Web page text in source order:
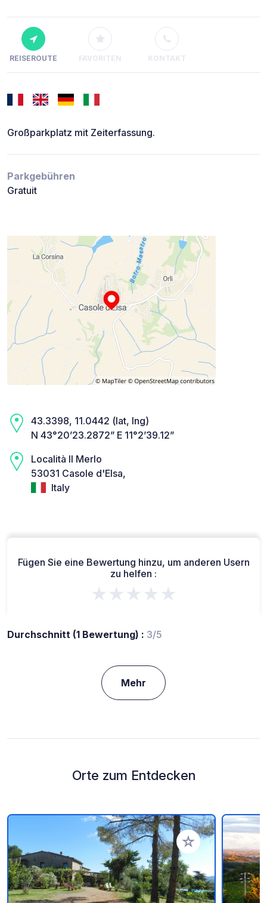
REISEROUTE FAVORITEN KONTAKT
Großparkplatz mit Zeiterfassung.
Parkgebühren
Gratuit
43.3398, 11.0442 (lat, lng)
N 43°20’23.2872” E 11°2’39.12”
Località Il Merlo
53031 Casole d'Elsa,
Italy
Fügen Sie eine Bewertung hinzu, um anderen Usern
zu helfen :
★★★★★
Durchschnitt (1 Bewertung) : 3/5
Mehr
Orte zum Entdecken
Zu Ihren Favoriten